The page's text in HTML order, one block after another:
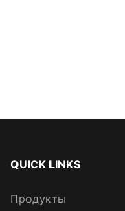
QUICK LINKS
Продукты